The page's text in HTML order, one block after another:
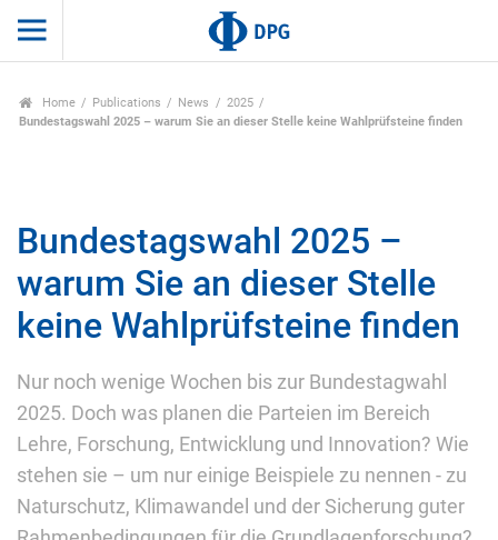
Home Publications News
2025
Bundestagswahl 2025 – warum Sie an dieser Stelle keine Wahlprüfsteine finden
Bundestagswahl 2025 –
warum Sie an dieser Stelle
keine Wahlprüfsteine finden
Nur noch wenige Wochen bis zur Bundestagwahl
2025. Doch was planen die Parteien im Bereich
Lehre, Forschung, Entwicklung und Innovation? Wie
stehen sie – um nur einige Beispiele zu nennen - zu
Naturschutz, Klimawandel und der Sicherung guter